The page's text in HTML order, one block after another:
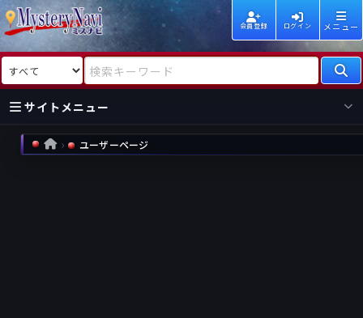
会員登録 ログイン メニュー
検索対象 検索キーワード
サイトメニュー
国内
海外
HOME ユーザーページ